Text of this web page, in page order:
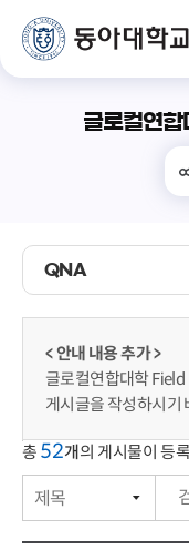
글로컬연
QNA
< 안내 내용 추가 >
글로컬연합대학 Field
게시글을 작성하시기
총 52개의 게시물이 등
번호
제목
상태